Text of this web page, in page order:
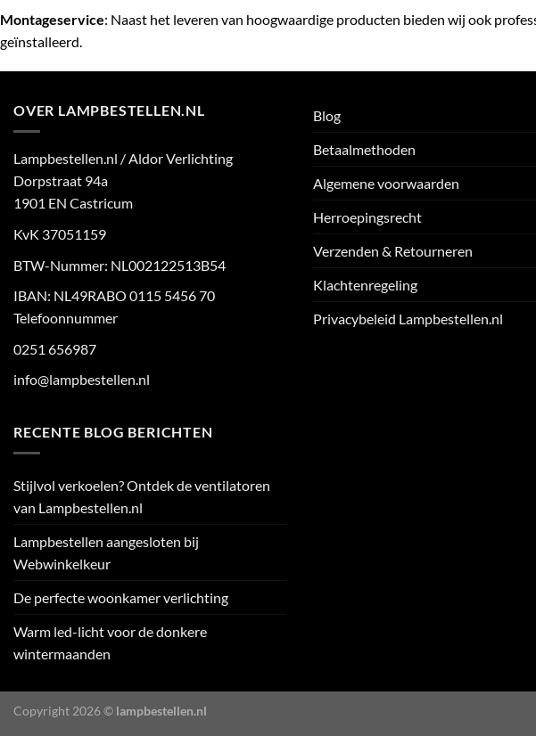
Montageservice: Naast het leveren van hoogwaardige producten bieden wij ook
geïnstalleerd.
OVER LAMPBESTELLEN.NL
Lampbestellen.nl / Aldor Verlichting
Dorpstraat 94a
1901 EN Castricum
KvK 37051159
BTW-Nummer: NL002122513B54
IBAN: NL49RABO 0115 5456 70
Telefoonnummer
0251 656987
info@lampbestellen.nl
Blog
Betaalmethoden
Algemene voorwaarden
Herroepingsrecht
Verzenden & Retourneren
Klachtenregeling
Privacybeleid Lampbestellen.nl
RECENTE BLOG BERICHTEN
Stijlvol verkoelen? Ontdek de ventilatoren
van Lampbestellen.nl
Lampbestellen aangesloten bij
Webwinkelkeur
De perfecte woonkamer verlichting
Warm led-licht voor de donkere
wintermaanden
Copyright 2026 © lampbestellen.nl